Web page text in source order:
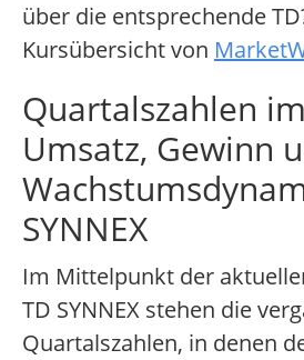
über die entsprechende
Kursübersicht von
Quartalszahlen
Umsatz, Gewinn
SYNNEX
Im Mittelpunkt der
TD SYNNEX stehen die
Quartalszahlen, in denen